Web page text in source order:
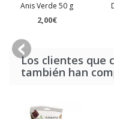
Anis Verde 50 g
2,00€
Los clientes que
también han